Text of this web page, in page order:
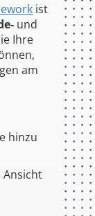
ist
und
Ihre
am
hinzu